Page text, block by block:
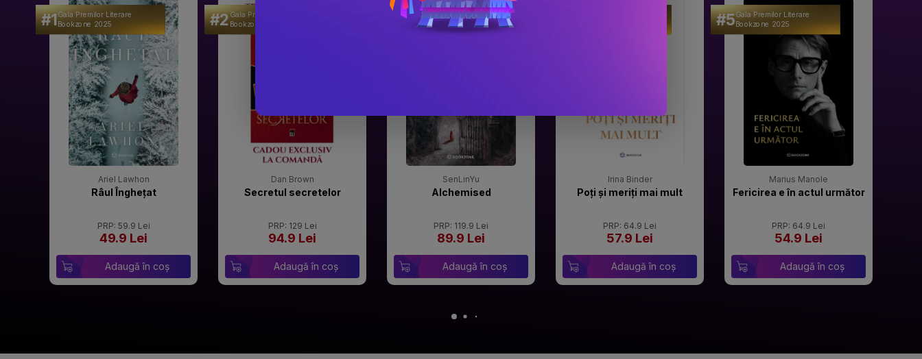
#1Gala Premilor Literare
Bookzone 2025
Ariel Lawhon
Râul Înghețat
PRP: 59.9 Lei
49.9 Lei
Adaugă în coș
#2Gala Premilor Literare
Bookzone 2025
Dan Brown
Secretul secretelor
PRP: 129 Lei
94.9 Lei
Adaugă în coș
Gala Premilor Literare
Bookzone 2025
SenLinYu
Alchemised
PRP: 119.9 Lei
89.9 Lei
Adaugă în coș
Irina Binder
Poți și meriți mai mult
PRP: 64.9 Lei
57.9 Lei
Adaugă în coș
#5Gala Premilor Literare
Bookzone 2025
Marius Manole
Fericirea e în actul următor
PRP: 64.9 Lei
54.9 Lei
Adaugă în coș